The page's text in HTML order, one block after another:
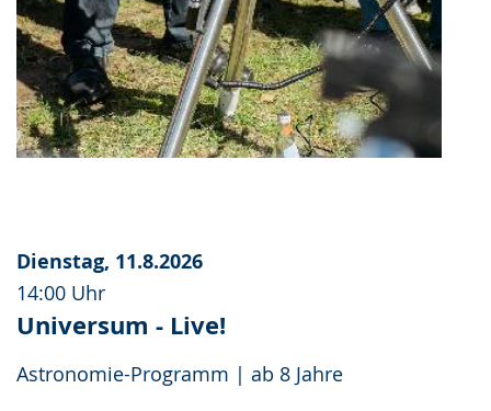
Dienstag, 11.8.2026
14:00 Uhr
Universum - Live!
Astronomie-Programm | ab 8 Jahre